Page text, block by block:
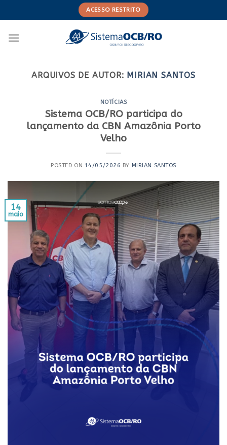
to
ACESSO RESTRITO
ARQUIVOS DE AUTOR: MIRIAN SANTOS
NOTÍCIAS
Sistema OCB/RO participa do
lançamento da CBN Amazônia Porto
Velho
POSTED ON 14/05/2026 BY MIRIAN SANTOS
14
maio